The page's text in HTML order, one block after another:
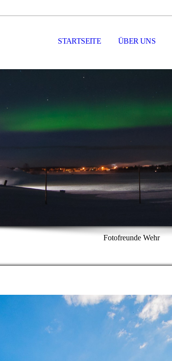
STARTSEITE ÜBER UNS
Fotofreunde Wehr